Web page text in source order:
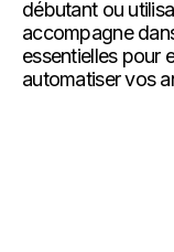
débutant ou
accompagne
essentielles pour
automatiser vos